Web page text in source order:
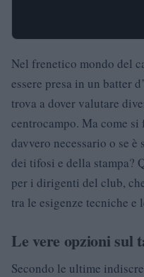
Nel frenetico mondo del
essere presa in un batter
trova a dover valutare
centrocampo. Ma come si
davvero necessario o se
dei tifosi e della stampa?
per i dirigenti del club,
tra le esigenze tecniche e
Le vere opzioni sul
Secondo le ultime